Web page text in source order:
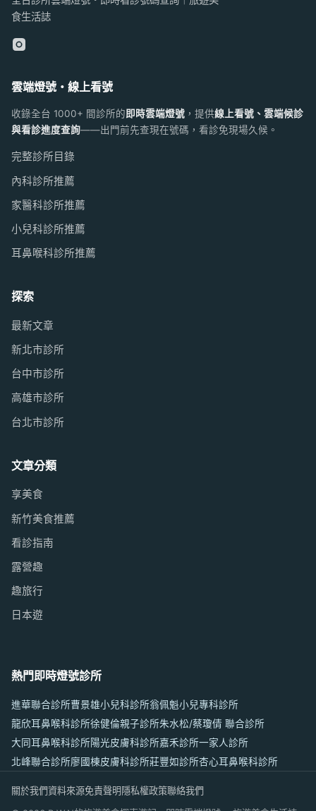
食生活誌
雲端燈號・線上看號
收錄全台 1000+ 間診所的即時雲端燈號 ，提供線上看號、雲端候診
與看診進度查詢——出門前先查現在號碼，看診免現場久候。
完整診所目錄
內科診所推薦
家醫科診所推薦
小兒科診所推薦
耳鼻喉科診所推薦
探索
最新文章
新北市診所
台中市診所
高雄市診所
台北市診所
文章分類
享美食
新竹美食推薦
看診指南
露營趣
趣旅行
日本遊
熱門即時燈號診所
進華聯合診所曹景雄小兒科診所翁佩魁小兒專科診所
龍欣耳鼻喉科診所徐健倫親子診所朱水松/蔡瓊倩 聯合診所
大同耳鼻喉科診所陽光皮膚科診所嘉禾診所一家人診所
北峰聯合診所廖國棟皮膚科診所莊豐如診所杏心耳鼻喉科診所
關於我們資料來源免責聲明隱私權政策聯絡我們